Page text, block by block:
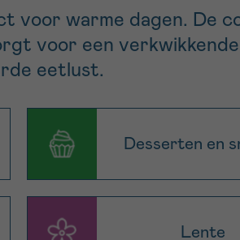
voor warme dagen. De
voor een
eetlust.
Desserten en
Lente